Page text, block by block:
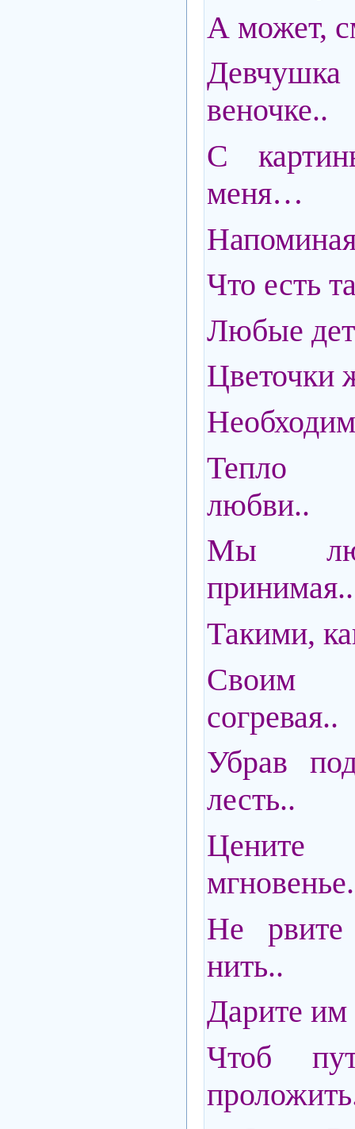
А может,
веночке..
С
меня…
Что есть
Любые
Цветочки
Тепло
любви..
Мы
принимая..
Такими,
Своим
согревая..
Убрав
лесть..
Не рвите
нить..
Дарите им
Чтоб